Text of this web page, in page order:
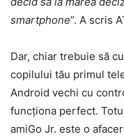
smartphone”. A scris
Dar, chiar trebuie să
copilului tău primul
Android vechi cu
funcționa perfect.
amiGo Jr. este o